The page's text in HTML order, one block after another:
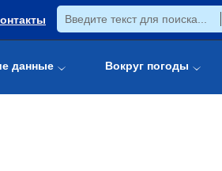
данные Вокруг погоды